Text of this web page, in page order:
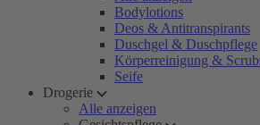
Bodylotions
Deos & Antitranspirants
Duschgel & Duschpflege
Körperreinigung &
Seife
Drogerie
Alle anzeigen